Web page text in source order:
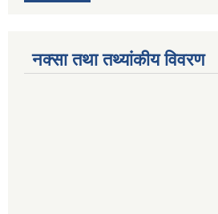
नक्सा तथा तथ्यांकीय विवरण